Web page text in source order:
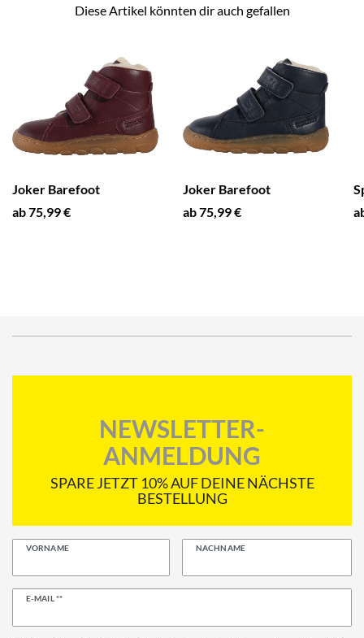
Diese Artikel könnten dir auch gefallen
Joker Barefoot
ab 75,99 €
Joker Barefoot
ab 75,99 €
NEWSLETTER-
ANMELDUNG
SPARE JETZT 10% AUF DEINE NÄCHSTE
BESTELLUNG
VORNAME NACHNAME
E-MAIL **
Newsletter